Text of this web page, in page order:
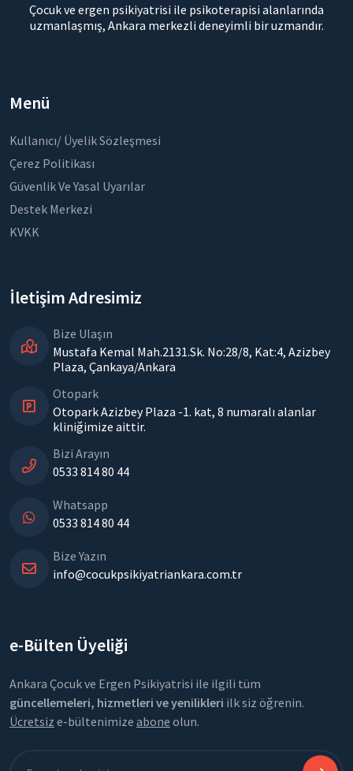
Çocuk ve ergen psikiyatrisi ile psikoterapisi alanlarında
uzmanlaşmış, Ankara merkezli deneyimli bir uzmandır.
Menü
Kullanıcı/ Üyelik Sözleşmesi
Çerez Politikası
Güvenlik Ve Yasal Uyarılar
Destek Merkezi
KVKK
İletişim Adresimiz
Bize Ulaşın
Mustafa Kemal Mah.2131.Sk. No:28/8, Kat:4, Azizbey
Plaza, Çankaya/Ankara
Otopark
Otopark Azizbey Plaza -1. kat, 8 numaralı alanlar
kliniğimize aittir.
Bizi Arayın
0533 814 80 44
Whatsapp
0533 814 80 44
Bize Yazın
info@cocukpsikiyatriankara.com.tr
e-Bülten Üyeliği
Ankara Çocuk ve Ergen Psikiyatrisi ile ilgili tüm
güncellemeleri, hizmetleri ve yenilikleri ilk siz öğrenin.
Ücretsiz e-bültenimize abone olun.